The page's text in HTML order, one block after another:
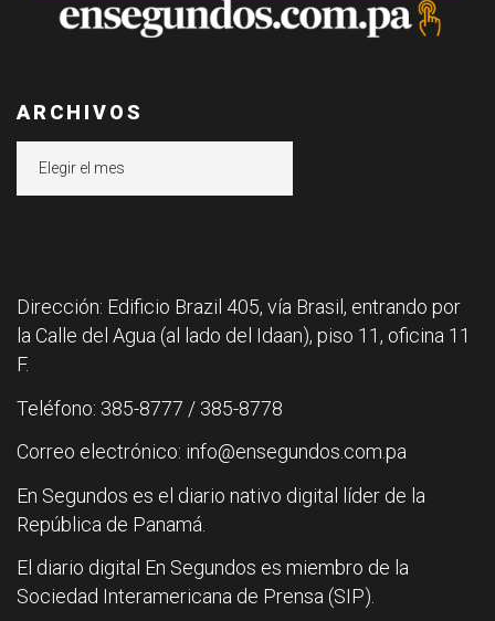
ARCHIVOS
Dirección: Edificio Brazil 405, vía Brasil, entrando por
la Calle del Agua (al lado del Idaan), piso 11, oficina 11
F.
Teléfono: 385-8777 / 385-8778
Correo electrónico: info@ensegundos.com.pa
En Segundos es el diario nativo digital líder de la
República de Panamá.
El diario digital En Segundos es miembro de la
Sociedad Interamericana de Prensa (SIP).